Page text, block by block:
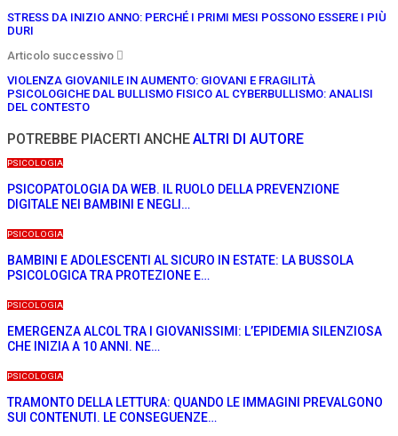
STRESS DA INIZIO ANNO: PERCHÉ I PRIMI MESI POSSONO ESSERE I PIÙ
DURI
Articolo successivo
VIOLENZA GIOVANILE IN AUMENTO: GIOVANI E FRAGILITÀ
PSICOLOGICHE DAL BULLISMO FISICO AL CYBERBULLISMO: ANALISI
DEL CONTESTO
POTREBBE PIACERTI ANCHEALTRI DI AUTORE
PSICOLOGIA
PSICOPATOLOGIA DA WEB. IL RUOLO DELLA PREVENZIONE
DIGITALE NEI BAMBINI E NEGLI…
PSICOLOGIA
BAMBINI E ADOLESCENTI AL SICURO IN ESTATE: LA BUSSOLA
PSICOLOGICA TRA PROTEZIONE E…
PSICOLOGIA
EMERGENZA ALCOL TRA I GIOVANISSIMI: L’EPIDEMIA SILENZIOSA
CHE INIZIA A 10 ANNI. NE…
PSICOLOGIA
TRAMONTO DELLA LETTURA: QUANDO LE IMMAGINI PREVALGONO
SUI CONTENUTI. LE CONSEGUENZE…